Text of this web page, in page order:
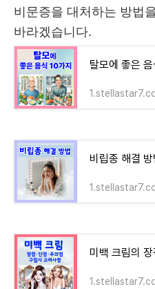
비문증을 대처하는 방법
바라겠습니다.
탈모에 좋은
비립종 해결